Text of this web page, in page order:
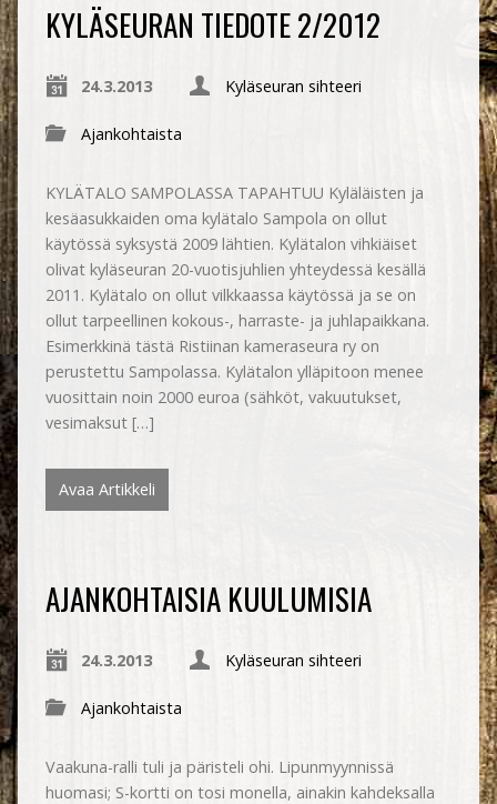
KYLÄSEURAN TIEDOTE 2/2012
24.3.2013 Kyläseuran sihteeri
Ajankohtaista
KYLÄTALO SAMPOLASSA TAPAHTUU Kyläläisten ja
kesäasukkaiden oma kylätalo Sampola on ollut
käytössä syksystä 2009 lähtien. Kylätalon vihkiäiset
olivat kyläseuran 20-vuotisjuhlien yhteydessä kesällä
2011. Kylätalo on ollut vilkkaassa käytössä ja se on
ollut tarpeellinen kokous-, harraste- ja juhlapaikkana.
Esimerkkinä tästä Ristiinan kameraseura ry on
perustettu Sampolassa. Kylätalon ylläpitoon menee
vuosittain noin 2000 euroa (sähköt, vakuutukset,
vesimaksut […]
Avaa Artikkeli
AJANKOHTAISIA KUULUMISIA
24.3.2013 Kyläseuran sihteeri
Ajankohtaista
Vaakuna-ralli tuli ja päristeli ohi. Lipunmyynnissä
huomasi; S-kortti on tosi monella, ainakin kahdeksalla